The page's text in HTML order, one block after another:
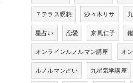
７テラス瞑想 沙々木リサ
星占い 恋愛 京風仁子
オンラインルノルマン講座 オ
ルノルマン占い 九星気学講座